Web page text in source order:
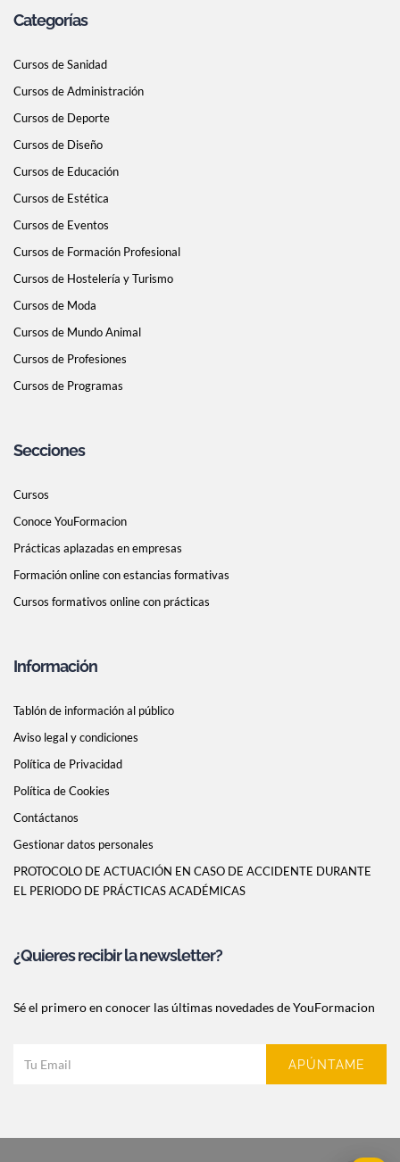
Categorías
Cursos de Sanidad
Cursos de Administración
Cursos de Deporte
Cursos de Diseño
Cursos de Educación
Cursos de Estética
Cursos de Eventos
Cursos de Formación Profesional
Cursos de Hostelería y Turismo
Cursos de Moda
Cursos de Mundo Animal
Cursos de Profesiones
Cursos de Programas
Secciones
Cursos
Conoce YouFormacion
Prácticas aplazadas en empresas
Formación online con estancias formativas
Cursos formativos online con prácticas
Información
Tablón de información al público
Aviso legal y condiciones
Política de Privacidad
Política de Cookies
Contáctanos
Gestionar datos personales
PROTOCOLO DE ACTUACIÓN EN CASO DE ACCIDENTE DURANTE
EL PERIODO DE PRÁCTICAS ACADÉMICAS
¿Quieres recibir la newsletter?
Sé el primero en conocer las últimas novedades de YouFormacion
APÚNTAME